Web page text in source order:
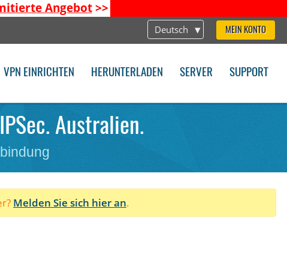
Angebot>>
Deutsch MEIN KONTO
VPN EINRICHTEN HERUNTERLADEN SERVER SUPPORT
Australien.
Melden Sie sich hier an.